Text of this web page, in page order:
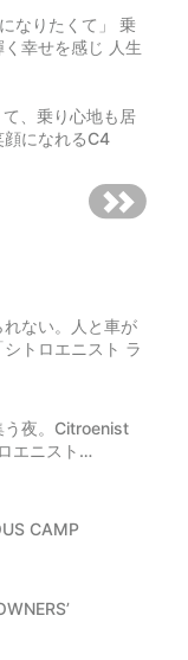
なりたくて」 乗
幸せを感じ 人生
、乗り心地も居
顔になれるC4
ない。人と車が
トロエニスト ラ
う夜。Citroenist
エニスト…
CAMP